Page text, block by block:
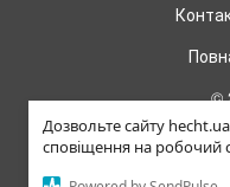
Дозвольте сайту
сповіщення на робочий
©
Офіційний